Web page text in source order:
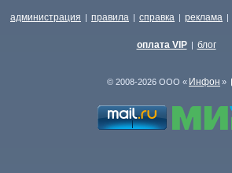
администрация | правила | справка | реклама |
оплата VIP | блог
© 2008-2026 ООО « Инфон »